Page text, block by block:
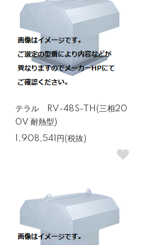
テラル RV-48S-TH(三相20
0V 耐熱型)
1,908,541円(税抜)